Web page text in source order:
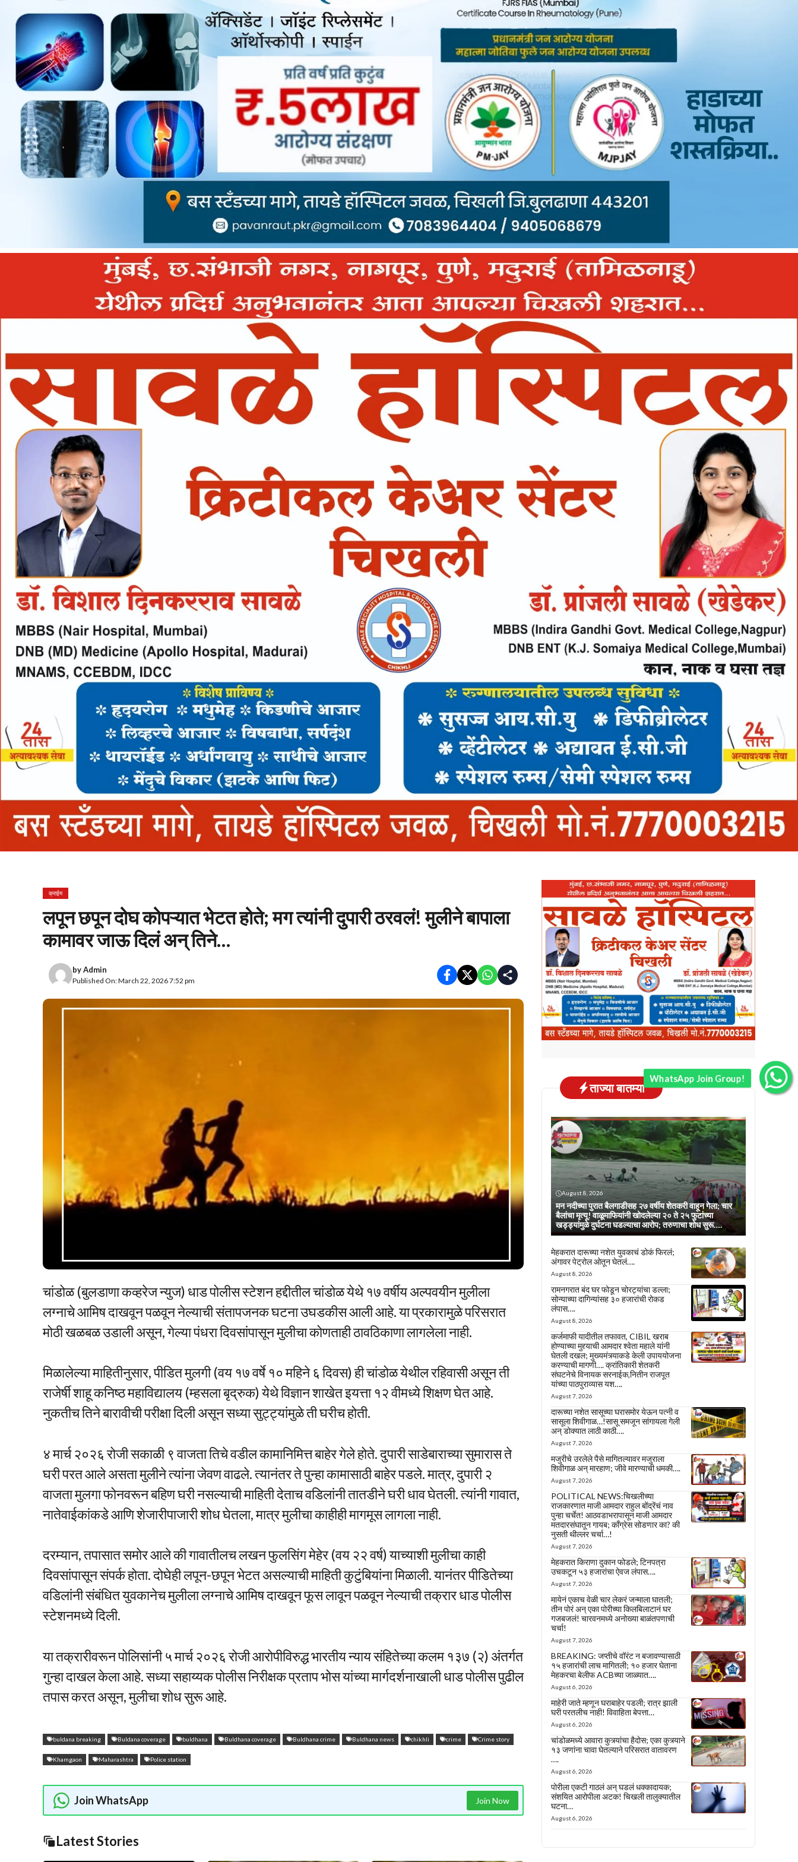
क्राईम
लपून छपून दोघ कोपऱ्यात भेटत होते; मग त्यांनी दुपारी ठरवलं! मुलीने बापाला
कामावर जाऊ दिलं अन् तिने…
byAdmin
Published On: March 22, 2026 7:52 pm
चांडोळ (बुलडाणा कव्हरेज न्युज) धाड पोलीस स्टेशन हद्दीतील चांडोळ येथे १७ वर्षीय अल्पवयीन मुलीला
लग्नाचे आमिष दाखवून पळवून नेल्याची संतापजनक घटना उघडकीस आली आहे. या प्रकारामुळे परिसरात
मोठी खळबळ उडाली असून, गेल्या पंधरा दिवसांपासून मुलीचा कोणताही ठावठिकाणा लागलेला नाही.
मिळालेल्या माहितीनुसार, पीडित मुलगी (वय १७ वर्षे १० महिने ६ दिवस) ही चांडोळ येथील रहिवासी असून ती
राजेर्षी शाहू कनिष्ठ महाविद्यालय (म्हसला बृद्रुक) येथे विज्ञान शाखेत इयत्ता १२ वीमध्ये शिक्षण घेत आहे.
नुकतीच तिने बारावीची परीक्षा दिली असून सध्या सुट्ट्यांमुळे ती घरीच होती.
४ मार्च २०२६ रोजी सकाळी ९ वाजता तिचे वडील कामानिमित्त बाहेर गेले होते. दुपारी साडेबाराच्या सुमारास ते
घरी परत आले असता मुलीने त्यांना जेवण वाढले. त्यानंतर ते पुन्हा कामासाठी बाहेर पडले. मात्र, दुपारी २
वाजता मुलगा फोनवरून बहिण घरी नसल्याची माहिती देताच वडिलांनी तातडीने घरी धाव घेतली. त्यांनी गावात,
नातेवाईकांकडे आणि शेजारीपाजारी शोध घेतला, मात्र मुलीचा काहीही मागमूस लागला नाही.
दरम्यान, तपासात समोर आले की गावातीलच लखन फुलसिंग मेहेर (वय २२ वर्ष) याच्याशी मुलीचा काही
दिवसांपासून संपर्क होता. दोघेही लपून-छपून भेटत असल्याची माहिती कुटुंबियांना मिळाली. यानंतर पीडितेच्या
वडिलांनी संबंधित युवकानेच मुलीला लग्नाचे आमिष दाखवून फूस लावून पळवून नेल्याची तक्रार धाड पोलीस
स्टेशनमध्ये दिली.
या तक्रारीवरून पोलिसांनी ५ मार्च २०२६ रोजी आरोपीविरुद्ध भारतीय न्याय संहितेच्या कलम १३७ (२) अंतर्गत
गुन्हा दाखल केला आहे. सध्या सहाय्यक पोलीस निरीक्षक प्रताप भोस यांच्या मार्गदर्शनाखाली धाड पोलीस पुढील
तपास करत असून, मुलीचा शोध सुरू आहे.
buldana breaking Buldana coverage buldhana Buldhana coverage Buldhana crime Buldhana news chikhli crime Crime story
Khamgaon Maharashtra Police station
Join WhatsApp Join Now
Latest Stories
ताज्या बातम्या
August 8, 2026
मन नदीच्या पुरात बैलगाडीसह २७ वर्षीय शेतकरी वाहून गेला; चार
बैलांचा मृत्यू! वाळूमाफियांनी खोदलेल्या २० ते २५ फुटांच्या
खड्ड्यांमुळे दुर्घटना घडल्याचा आरोप; तरुणाचा शोध सुरू….
मेहकरात दारूच्या नशेत युवकाचं डोकं फिरलं;
अंगावर पेट्रोल ओतून घेतलं….
August 8, 2026
रामनगरात बंद घर फोडून चोरट्यांचा डल्ला;
सोन्याच्या दागिन्यांसह ३० हजारांची रोकड
लंपास….
August 8, 2026
कर्जमाफी यादीतील तफावत, CIBIL खराब
होण्याच्या मुद्द्याची आमदार श्वेता महाले यांनी
घेतली दखल; मुख्यमंत्र्याकडे केली उपाययोजना
करण्याची मागणी…. क्रांतिकारी शेतकरी
संघटनेचे विनायक सरनाईक,नितीन राजपूत
यांच्या पाठपुराव्यास यश….
August 7, 2026
दारूच्या नशेत सासूच्या घरासमोर येऊन पत्नी व
सासूला शिवीगाळ…!सासू समजून सांगायला गेली
अन् डोक्यात लाठी काठी….
August 7, 2026
मजुरीचे उरलेले पैसे मागितल्यावर मजुराला
शिवीगाळ अन् मारहाण; जीवे मारण्याची धमकी….
August 7, 2026
POLITICAL NEWS:चिखलीच्या
राजकारणात माजी आमदार राहुल बोंद्रेंचं नाव
पुन्हा चर्चेत! आठवडाभरापासून माजी आमदार
मतदारसंघातून गायब; काँग्रेस सोडणार का? की
नुसती थील्लर चर्चा…!
August 7, 2026
मेहकरात किराणा दुकान फोडले; टिनपत्रा
उचकटून ५३ हजारांचा ऐवज लंपास….
August 7, 2026
मायेनं एकाच वेळी चार लेकरं जन्माला घातली;
तीन पोरं अन् एका पोरीच्या किलबिलाटानं घर
गजबजलं! चारवनमध्ये अनोख्या बाळंतपणाची
चर्चा!
August 7, 2026
BREAKING: जप्तीचे वॉरंट न बजावण्यासाठी
१५ हजारांची लाच मागितली; १० हजार घेताना
मेहकरचा बेलीफ ACBच्या जाळ्यात….
August 6, 2026
माहेरी जाते म्हणून घराबाहेर पडली; रात्र झाली
घरी परतलीच नाही! विवाहिता बेपत्ता…
August 6, 2026
चांडोळमध्ये आवारा कुत्र्यांचा हैदोस; एका कुत्र्याने
१३ जणांना चावा घेतल्याने परिसरात वातावरण
….
August 6, 2026
पोरीला एकटी गाठलं अन् घडलं धक्कादायक;
संशयित आरोपीला अटक! चिखली तालुक्यातील
घटना…
August 6, 2026
WhatsApp Join Group!